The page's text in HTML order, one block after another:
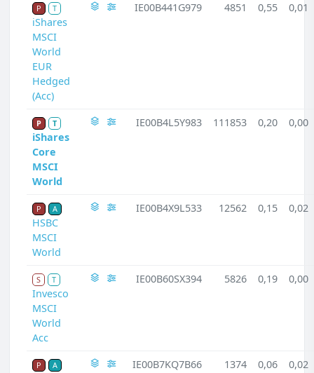
P T
iShares
MSCI
World
EUR
Hedged
(Acc)
IE00B441G979 4851 0,55 0,01
P T
iShares
Core
MSCI
World
IE00B4L5Y983 111853 0,20 0,00
P A
HSBC
MSCI
World
IE00B4X9L533 12562 0,15 0,02
S T
Invesco
MSCI
World
Acc
IE00B60SX394 5826 0,19 0,00
P A IE00B7KQ7B66 1374 0,06 0,02